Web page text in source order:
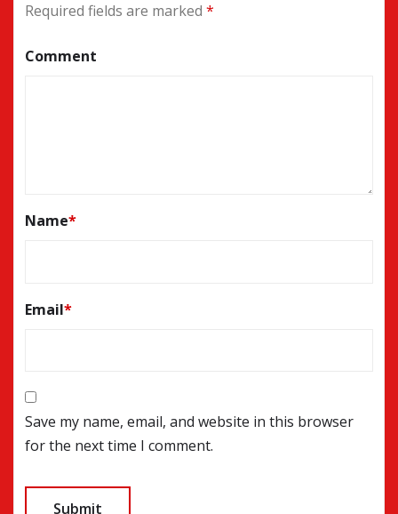
Required fields are marked *
Comment
Name*
Email*
Save my name, email, and website in this browser
for the next time I comment.